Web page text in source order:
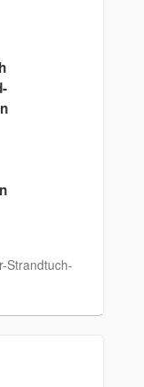
Strandtuch-